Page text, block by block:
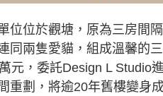
位位於觀塘，原為三房間
同兩隻愛貓，組成溫馨的
元，委託Design L Studio
重劃，將逾20年舊樓變身